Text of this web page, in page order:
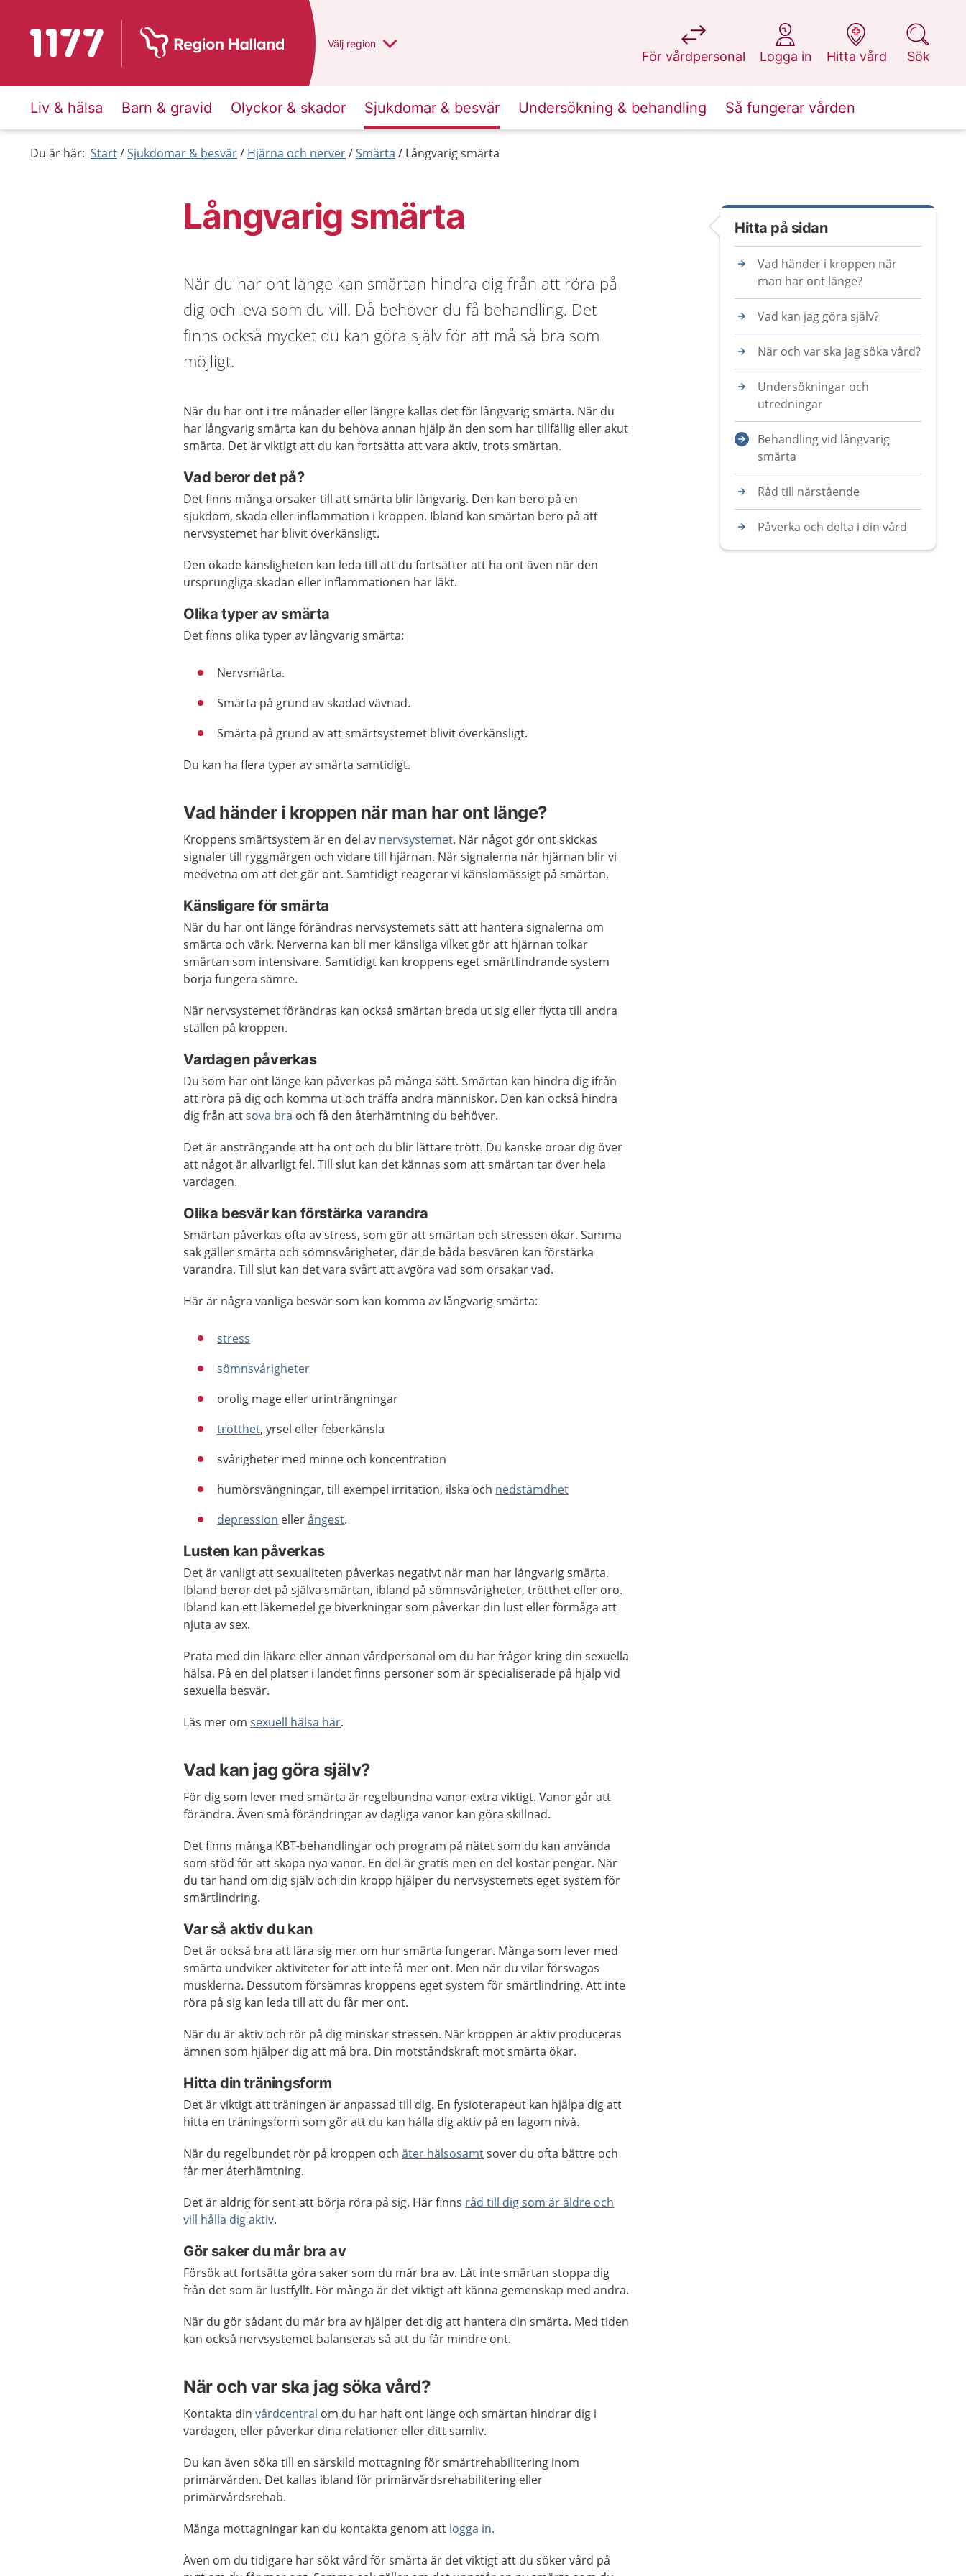
Till startsidan för 1177 Du har valt region
Välj en annan
region
För vårdpersonal
på 1177.se
Logga in
på 1177.se
Hitta vård
på 1177.se
Sök
på 1177.se
Liv & hälsa Barn & gravid Olyckor & skador Sjukdomar & besvär Undersökning & behandling Så fungerar vården
Du är här: Start Sjukdomar & besvär Hjärna och nerver Smärta Långvarig smärta
Långvarig smärta
När du har ont länge kan smärtan hindra dig från att röra på
dig och leva som du vill. Då behöver du få behandling. Det
finns också mycket du kan göra själv för att må så bra som
möjligt.
När du har ont i tre månader eller längre kallas det för långvarig smärta. När du
har långvarig smärta kan du behöva annan hjälp än den som har tillfällig eller akut
smärta. Det är viktigt att du kan fortsätta att vara aktiv, trots smärtan.
Vad beror det på?
Det finns många orsaker till att smärta blir långvarig. Den kan bero på en
sjukdom, skada eller inflammation i kroppen. Ibland kan smärtan bero på att
nervsystemet har blivit överkänsligt.
Den ökade känsligheten kan leda till att du fortsätter att ha ont även när den
ursprungliga skadan eller inflammationen har läkt.
Olika typer av smärta
Det finns olika typer av långvarig smärta:
Nervsmärta.
Smärta på grund av skadad vävnad.
Smärta på grund av att smärtsystemet blivit överkänsligt.
Du kan ha flera typer av smärta samtidigt.
Vad händer i kroppen när man har ont länge?
Kroppens smärtsystem är en del av nervsystemet. När något gör ont skickas
signaler till ryggmärgen och vidare till hjärnan. När signalerna når hjärnan blir vi
medvetna om att det gör ont. Samtidigt reagerar vi känslomässigt på smärtan.
Känsligare för smärta
När du har ont länge förändras nervsystemets sätt att hantera signalerna om
smärta och värk. Nerverna kan bli mer känsliga vilket gör att hjärnan tolkar
smärtan som intensivare. Samtidigt kan kroppens eget smärtlindrande system
börja fungera sämre.
När nervsystemet förändras kan också smärtan breda ut sig eller flytta till andra
ställen på kroppen.
Vardagen påverkas
Du som har ont länge kan påverkas på många sätt. Smärtan kan hindra dig ifrån
att röra på dig och komma ut och träffa andra människor. Den kan också hindra
dig från attsova bra och få den återhämtning du behöver.
Det är ansträngande att ha ont och du blir lättare trött. Du kanske oroar dig över
att något är allvarligt fel. Till slut kan det kännas som att smärtan tar över hela
vardagen.
Olika besvär kan förstärka varandra
Smärtan påverkas ofta av stress, som gör att smärtan och stressen ökar. Samma
sak gäller smärta och sömnsvårigheter, där de båda besvären kan förstärka
varandra. Till slut kan det vara svårt att avgöra vad som orsakar vad.
Här är några vanliga besvär som kan komma av långvarig smärta:
stress
sömnsvårigheter
orolig mage eller urinträngningar
trötthet, yrsel eller feberkänsla
svårigheter med minne och koncentration
humörsvängningar, till exempel irritation, ilska och nedstämdhet
depression ellerångest.
Lusten kan påverkas
Det är vanligt att sexualiteten påverkas negativt när man har långvarig smärta.
Ibland beror det på själva smärtan, ibland på sömnsvårigheter, trötthet eller oro.
Ibland kan ett läkemedel ge biverkningar som påverkar din lust eller förmåga att
njuta av sex.
Prata med din läkare eller annan vårdpersonal om du har frågor kring din sexuella
hälsa. På en del platser i landet finns personer som är specialiserade på hjälp vid
sexuella besvär.
Läs mer omsexuell hälsa här.
Vad kan jag göra själv?
För dig som lever med smärta är regelbundna vanor extra viktigt. Vanor går att
förändra. Även små förändringar av dagliga vanor kan göra skillnad.
Det finns många KBT-behandlingar och program på nätet som du kan använda
som stöd för att skapa nya vanor. En del är gratis men en del kostar pengar. När
du tar hand om dig själv och din kropp hjälper du nervsystemets eget system för
smärtlindring.
Var så aktiv du kan
Det är också bra att lära sig mer om hur smärta fungerar. Många som lever med
smärta undviker aktiviteter för att inte få mer ont. Men när du vilar försvagas
musklerna. Dessutom försämras kroppens eget system för smärtlindring. Att inte
röra på sig kan leda till att du får mer ont.
När du är aktiv och rör på dig minskar stressen. När kroppen är aktiv produceras
ämnen som hjälper dig att må bra. Din motståndskraft mot smärta ökar.
Hitta din träningsform
Det är viktigt att träningen är anpassad till dig. En fysioterapeut kan hjälpa dig att
hitta en träningsform som gör att du kan hålla dig aktiv på en lagom nivå.
När du regelbundet rör på kroppen ochäter hälsosamtsover du ofta bättre och
får mer återhämtning.
Det är aldrig för sent att börja röra på sig. Här finns råd till dig som är äldre och
vill hålla dig aktiv.
Gör saker du mår bra av
Försök att fortsätta göra saker som du mår bra av. Låt inte smärtan stoppa dig
från det som är lustfyllt. För många är det viktigt att känna gemenskap med andra.
När du gör sådant du mår bra av hjälper det dig att hantera din smärta. Med tiden
kan också nervsystemet balanseras så att du får mindre ont.
När och var ska jag söka vård?
Kontakta dinvårdcentral om du har haft ont länge och smärtan hindrar dig i
vardagen, eller påverkar dina relationer eller ditt samliv.
Du kan även söka till en särskild mottagning för smärtrehabilitering inom
primärvården. Det kallas ibland för primärvårdsrehabilitering eller
primärvårdsrehab.
Många mottagningar kan du kontakta genom att logga in.
Även om du tidigare har sökt vård för smärta är det viktigt att du söker vård på
Hitta på sidan
Vad händer i kroppen när
man har ont länge?
Vad kan jag göra själv?
När och var ska jag söka vård?
Undersökningar och
utredningar
Behandling vid långvarig
smärta
Råd till närstående
Påverka och delta i din vård